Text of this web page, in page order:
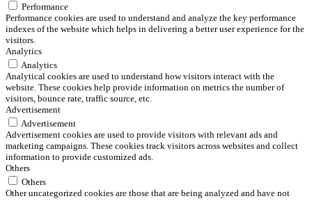
Performance
Performance cookies are used to understand and analyze the key performance
indexes of the website which helps in delivering a better user experience for the
visitors.
Analytics
Analytics
Analytical cookies are used to understand how visitors interact with the
website. These cookies help provide information on metrics the number of
visitors, bounce rate, traffic source, etc.
Advertisement
Advertisement
Advertisement cookies are used to provide visitors with relevant ads and
marketing campaigns. These cookies track visitors across websites and collect
information to provide customized ads.
Others
Others
Other uncategorized cookies are those that are being analyzed and have not